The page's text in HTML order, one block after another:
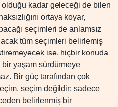
kadar geleceği de bilen
ortaya koyar,
seçimleri de anlamsız
tüm seçimleri belirlemiş
ise, hiçbir konuda
yaşam sürdürmeye
Bir güç tarafından çok
seçim değildir; sadece
belirlenmiş bir